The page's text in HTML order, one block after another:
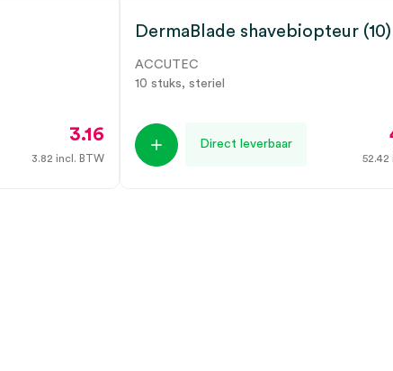
3.16
3.82 incl. BTW
DermaBlade shavebiopteur (10)
ACCUTEC
10 stuks, steriel
Direct leverbaar
52.42